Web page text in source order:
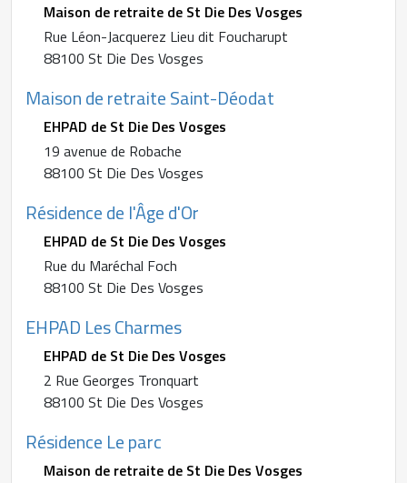
Maison de retraite de St Die Des Vosges
Rue Léon-Jacquerez Lieu dit Foucharupt
88100 St Die Des Vosges
Maison de retraite Saint-Déodat
EHPAD de St Die Des Vosges
19 avenue de Robache
88100 St Die Des Vosges
Résidence de l'Âge d'Or
EHPAD de St Die Des Vosges
Rue du Maréchal Foch
88100 St Die Des Vosges
EHPAD Les Charmes
EHPAD de St Die Des Vosges
2 Rue Georges Tronquart
88100 St Die Des Vosges
Résidence Le parc
Maison de retraite de St Die Des Vosges